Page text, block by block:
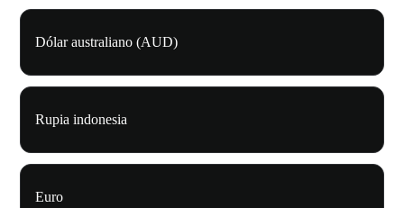
Dólar australiano (AUD)
Rupia indonesia
Euro